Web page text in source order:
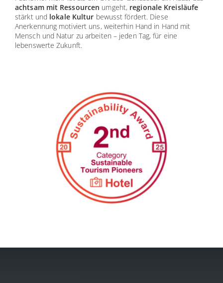
achtsam mit Ressourcen umgeht, regionale Kreisläufe
stärkt und lokale Kultur bewusst fördert. Diese
Anerkennung motiviert uns, weiterhin Hand in Hand mit
Mensch und Natur zu arbeiten – jeden Tag, für eine
lebenswerte Zukunft.